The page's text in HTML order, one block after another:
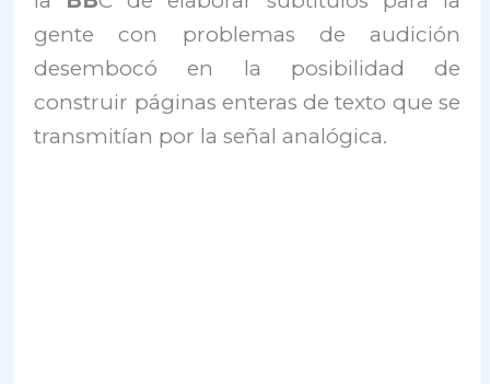
gente con problemas de audición
desembocó en la posibilidad de
construir páginas enteras de texto que se
transmitían por la señal analógica.